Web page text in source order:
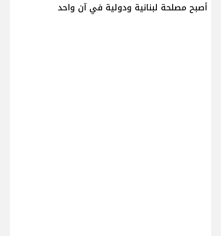
أصبح مصلحة لبنانية ودولية في آن واحد